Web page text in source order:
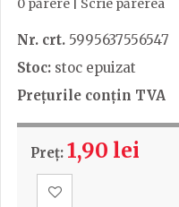
0 părere Scrie părerea
Nr. crt. 5995637556547
Stoc: stoc epuizat
Prețurile conțin TVA
Preț: 1,90 lei